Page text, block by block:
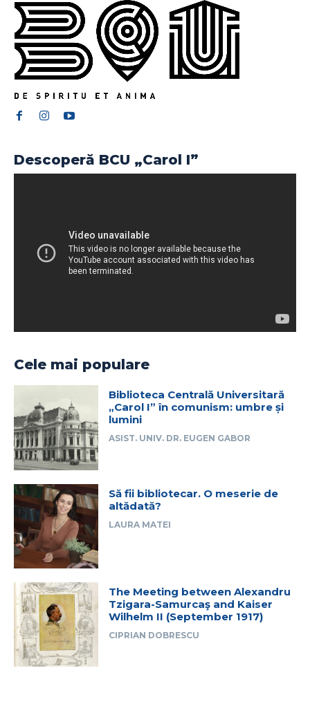
Descoperă BCU „Carol I”
Cele mai populare
Biblioteca Centrală Universitară
„Carol I” în comunism: umbre și
lumini
ASIST. UNIV. DR. EUGEN GABOR
Să fii bibliotecar. O meserie de
altădată?
LAURA MATEI
The Meeting between Alexandru
Tzigara-Samurcaş and Kaiser
Wilhelm II (September 1917)
CIPRIAN DOBRESCU